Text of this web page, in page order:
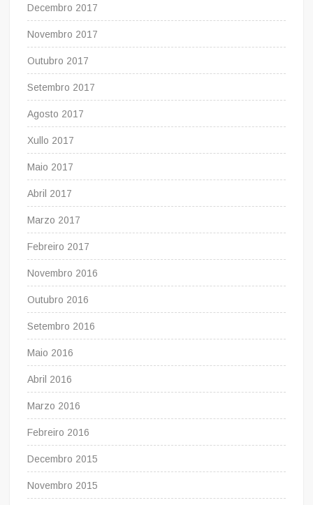
Decembro 2017
Novembro 2017
Outubro 2017
Setembro 2017
Agosto 2017
Xullo 2017
Maio 2017
Abril 2017
Marzo 2017
Febreiro 2017
Novembro 2016
Outubro 2016
Setembro 2016
Maio 2016
Abril 2016
Marzo 2016
Febreiro 2016
Decembro 2015
Novembro 2015